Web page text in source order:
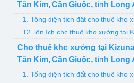
Tân Kim, Cần Giuộc, tỉnh Long
1. Tổng diện tích đất cho thuê kho
T2. iện ích cho thuê kho xưởng tại
Cho thuê kho xưởng tại
Tân Kim, Cần Giuộc, tỉnh Long
1. Tổng diện tích đất cho thuê kho